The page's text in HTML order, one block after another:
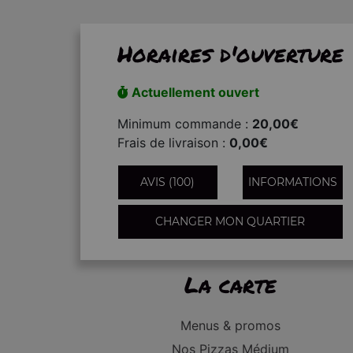
Horaires d'ouverture
Actuellement ouvert
Minimum commande : 20,00€
Frais de livraison : 0,00€
AVIS (100) INFORMATIONS
CHANGER MON QUARTIER
La carte
Menus & promos
Nos Pizzas Médium